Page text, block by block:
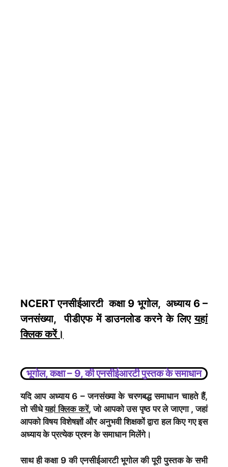
NCERT एनसीईआरटी कक्षा 9 भूगोल, अध्याय 6 –
जनसंख्या, पीडीएफ में डाउनलोड करने के लिएयहां
क्लिक करें।
भूगोल, कक्षा – 9, की एनसीईआरटी पुस्तक के समाधान
यदि आप अध्याय 6 – जनसंख्या के चरणबद्ध समाधान चाहते हैं,
तो सीधेयहां क्लिक करें, जो आपको उस पृष्ठ पर ले जाएगा , जहां
आपको विषय विशेषज्ञों और अनुभवी शिक्षकों द्वारा हल किए गए इस
अध्याय के प्रत्येक प्रश्न के समाधान मिलेंगे।
साथ ही कक्षा 9 की एनसीईआरटी भूगोल की पूरी पुस्तक के सभी